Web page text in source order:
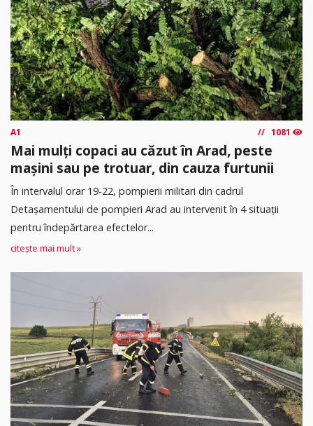
A1 1081
Mai mulți copaci au căzut în Arad, peste
mașini sau pe trotuar, din cauza furtunii
În intervalul orar 19-22, pompierii militari din cadrul
Detașamentului de pompieri Arad au intervenit în 4 situații
pentru îndepărtarea efectelor...
citește mai mult »